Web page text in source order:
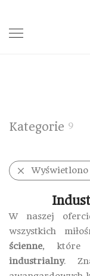
Kategorie 9
W naszej
wszystkich
ścienne, które
industrialny.